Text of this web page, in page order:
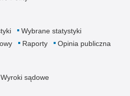
Wybrane statystyki
Raporty Opinia publiczna
Wyroki sądowe